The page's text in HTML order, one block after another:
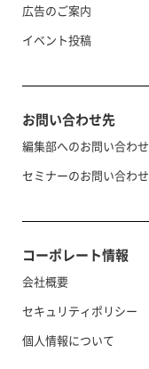
広告のご案内
イベント投稿
お問い合わせ先
編集部へのお問い合わせ
セミナーのお問い合わせ
コーポレート情報
会社概要
セキュリティポリシー
個人情報について